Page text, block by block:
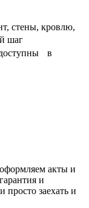
стены, кровлю,
шаг
доступны в
акты и
и
заехать и